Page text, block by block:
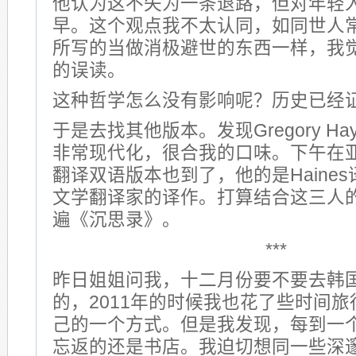
早。这个观点我不太认同，如同世人
所写的当做消极避世的东西一样，我
的误读。
这种哲学怎么没有影响呢？历史已经
于是去找其他版本。发现Gregory
非常现代化，很合我的口味。下午在
翻译双语版本也到了，他的是Haines
文学翻译家的译作。打算结合这三人
遍《沉思录》。
***
昨日姐姐问我，十二月份要不要去韩
的，2011年的时候我也花了些时间
己的一个方式。但是我发现，每到一
忘返的还是书店。我迫切想同一些深